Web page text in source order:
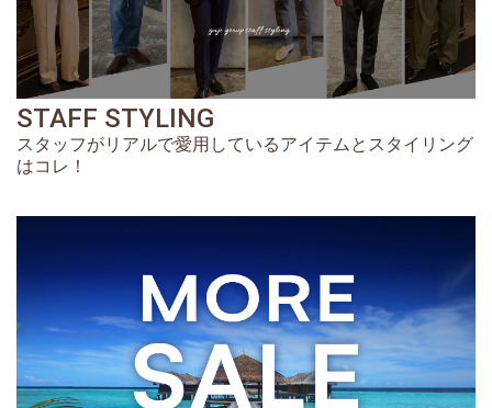
STAFF STYLING
スタッフがリアルで愛用しているアイテムとスタイリング
はコレ！